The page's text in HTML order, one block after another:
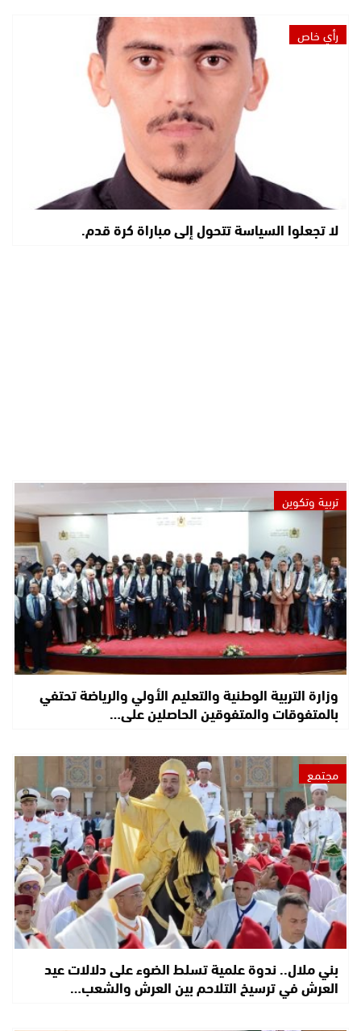
رأي خاص
لا تجعلوا السياسة تتحول إلى مباراة كرة قدم.
تربية وتكوين
وزارة التربية الوطنية والتعليم الأولي والرياضة تحتفي
بالمتفوقات والمتفوقين الحاصلين على…
مجتمع
بني ملال.. ندوة علمية تسلط الضوء على دلالات عيد
العرش في ترسيخ التلاحم بين العرش والشعب…